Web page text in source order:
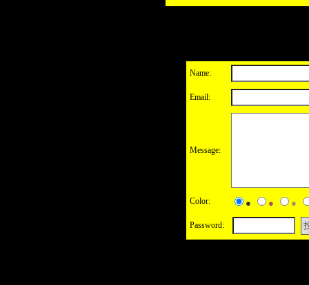
Name:
Email:
Message:
Color: ● ● ●
Password: